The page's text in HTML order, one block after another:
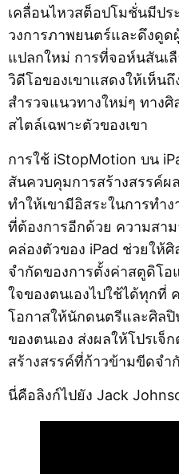
เคลื่อนไหวสต็อปโมชั่นมีปร
วงการภาพยนตร์และดึงดู
แปลกใหม่ การที่จอห์นสันเ
วิดีโอของเขาแสดงให้เห็น
สำรวจแนวทางใหม่ๆ ทาง
สไตล์เฉพาะตัวของเขา
การใช้ iStopMotion บน
สันควบคุมการสร้างสรรค์ผ
ทำให้เขามีอิสระในการทำ
ที่ต้องการอีกด้วย ความสา
คล่องตัวของ iPad ช่วยให้
จำกัดของการตั้งค่าสตูดิโอ
ใจของตนเองไปใช้ได้ทุกที่
โอกาสให้นักดนตรีและศิล
ของตนเอง ส่งผลให้โปรเจ็
สร้างสรรค์ที่ก้าวข้ามขีดจำ
นี่คือลิงก์ไปยัง Jack